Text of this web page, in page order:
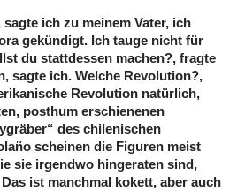
ich zu meinem Vater, ich
gekündigt. Ich tauge nicht für
du stattdessen machen?, fragte
sagte ich. Welche Revolution?,
Revolution natürlich,
posthum erschienenen
des chilenischen
scheinen die Figuren meist
sie irgendwo hingeraten sind,
ist manchmal kokett, aber auch